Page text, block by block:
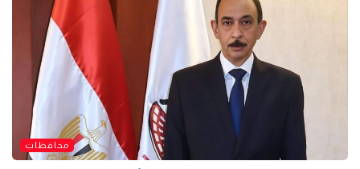
محافظات